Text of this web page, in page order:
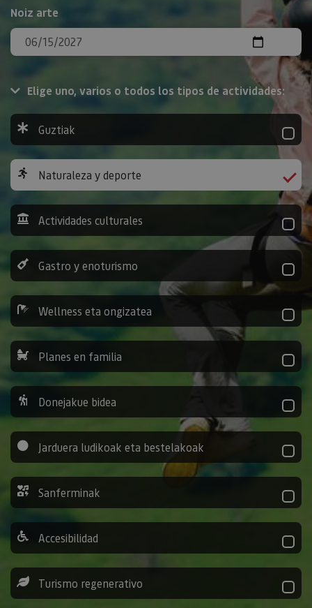
Noiz arte
Elige uno, varios o todos los tipos de actividades:
Guztiak
Naturaleza y deporte
Actividades culturales
Gastro y enoturismo
Wellness eta ongizatea
Planes en familia
Donejakue bidea
Jarduera ludikoak eta bestelakoak
Sanferminak
Accesibilidad
Turismo regenerativo